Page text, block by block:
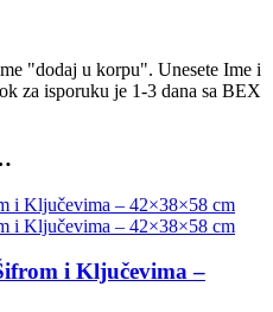
"dodaj u korpu". Unesete Ime i
za isporuku je 1-3 dana sa BEX
i Ključevima –